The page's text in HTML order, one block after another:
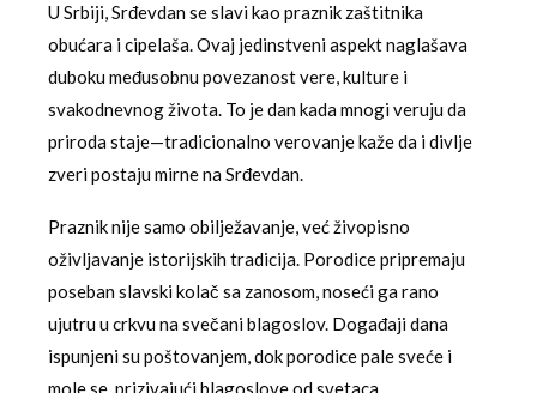
U Srbiji, Srđevdan se slavi kao praznik zaštitnika
obućara i cipelaša. Ovaj jedinstveni aspekt naglašava
duboku međusobnu povezanost vere, kulture i
svakodnevnog života. To je dan kada mnogi veruju da
priroda staje—tradicionalno verovanje kaže da i divlje
zveri postaju mirne na Srđevdan.
Praznik nije samo obilježavanje, već živopisno
oživljavanje istorijskih tradicija. Porodice pripremaju
poseban slavski kolač sa zanosom, noseći ga rano
ujutru u crkvu na svečani blagoslov. Događaji dana
ispunjeni su poštovanjem, dok porodice pale sveće i
mole se, prizivajući blagoslove od svetaca.